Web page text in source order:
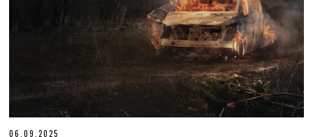
06.09.2025